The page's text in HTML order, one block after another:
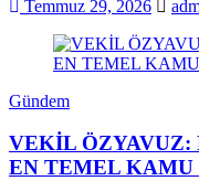
Temmuz 29, 2026
Gündem
VEKİL
EN TEMEL